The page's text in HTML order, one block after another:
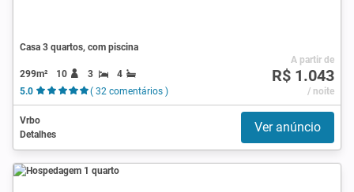
Casa 3 quartos, com piscina
299m² 10 3
4
5.0
( 32 comentários )
A partir de
R$ 1.043
/ noite
Vrbo
Detalhes
Ver anúncio